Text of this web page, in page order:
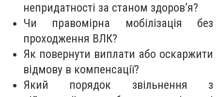
непридатності за станом здоровʼя?
Чи правомірна мобілізація без
проходження ВЛК?
Як повернути виплати або оскаржити
відмову в компенсації?
Який порядок звільнення з